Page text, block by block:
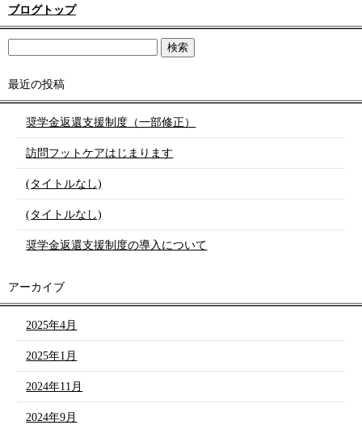
ブログトップ
最近の投稿
奨学金返還支援制度（一部修正）
訪問フットケアはじまります
(タイトルなし)
(タイトルなし)
奨学金返還支援制度の導入について
アーカイブ
2025年4月
2025年1月
2024年11月
2024年9月